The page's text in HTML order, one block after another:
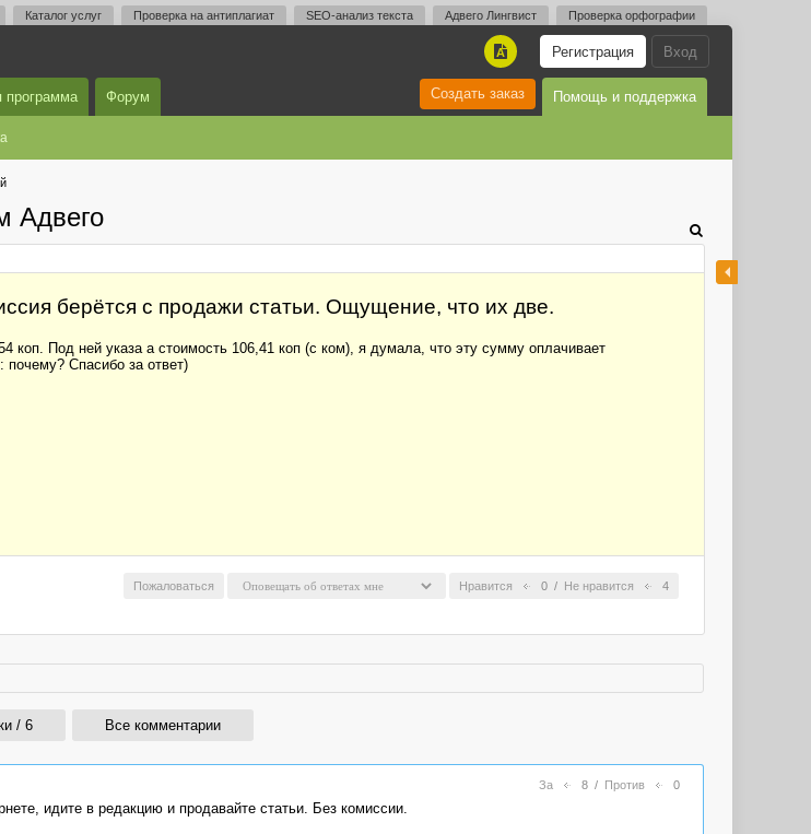
Каталог услуг Проверка на антиплагиат SEO-анализ текста Адвего Лингвист Проверка орфографии
Вход
Регистрация
A
программа Форум Помощь и поддержка
Создать заказ
Адвего
берётся с продажи статьи. Ощущение, что их две.
коп. Под ней указа а стоимость 106,41 коп (с ком), я думала, что эту сумму оплачивает
Спасибо за ответ)
Нравится 0 / Не нравится 4
Пожаловаться
/ 6 Все комментарии
За 8/ Против 0
идите в редакцию и продавайте статьи. Без комиссии.